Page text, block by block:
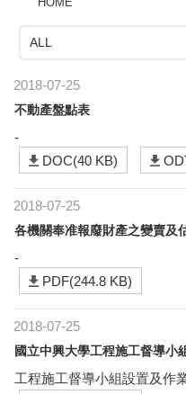
ALL
2018-07-25
不動產盤點表
-
DOC(40 KB)
2018-07-25
各機關奉准報廢財產之變賣及
-
PDF(244.8 KB)
2018-07-25
國立中興大學工程施工督導小
工程施工督導小組設置及作